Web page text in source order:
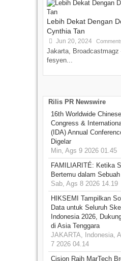
Lebih Dekat Dengan
Cynthia Tan
Jun 20, 2024
Jakarta, Broadcastmagz
fesyen...
Rilis PR Newswire
16th Worldwide
Congress &
(IDA) Annual
Digelar
Min, Ags 9 2026 01.45
FAMILIARITÉ: Ketika
Bertemu dalam
Sab, Ags 8 2026 14.19
HIKSEMI Tampilkan
Data untuk Seluruh
Indonesia 2026,
di Asia Tenggara
JAKARTA, Indonesia,
7 2026 04.14
Cision Raih MarTech